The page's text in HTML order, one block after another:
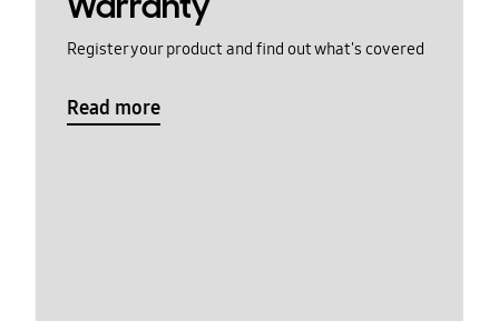
Register your product and find out what's covered
Read more